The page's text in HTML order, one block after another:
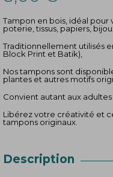
Tampon en bois, idéal pour
poterie, tissus, papiers,
Traditionnellement utilisés
Block Print et Batik),
Nos tampons sont
plantes et autres motifs
Convient autant aux adultes
Libérez votre créativité et
tampons originaux.
Description